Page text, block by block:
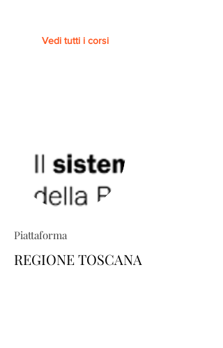
Vedi tutti i corsi
Piattaforma
REGIONE TOSCANA